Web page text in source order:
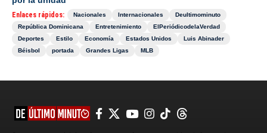
Enlaces rápidos: Nacionales Internacionales
Deultimominuto
República Dominicana
Entretenimiento
ElPeriódicodelaVerdad
Deportes
Estilo Economía Estados Unidos
Luis Abinader
Béisbol
portada Grandes Ligas MLB